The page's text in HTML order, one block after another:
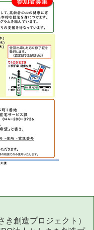
創造プロジェクト）